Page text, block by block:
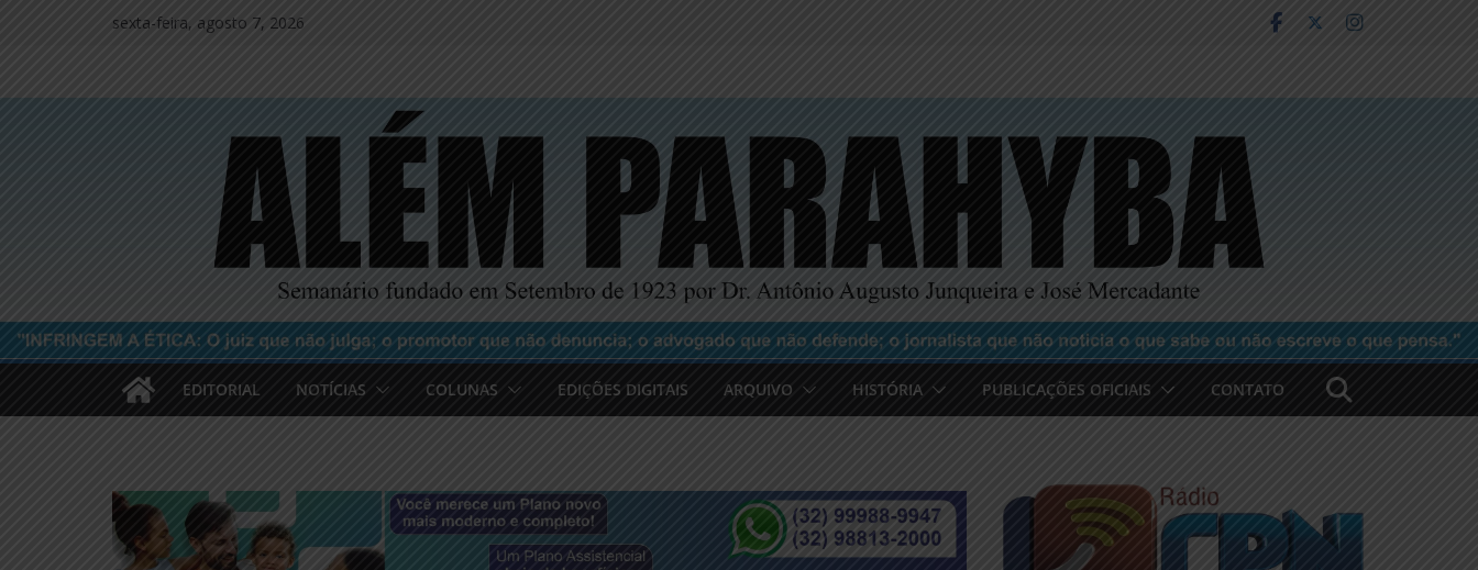
sexta-feira, agosto 7, 2026
EDITORIAL NOTÍCIAS COLUNAS EDIÇÕES DIGITAIS ARQUIVO HISTÓRIA PUBLICAÇÕES OFICIAIS CONTATO